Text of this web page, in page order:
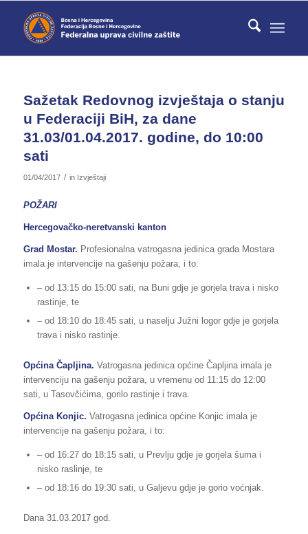
Sažetak Redovnog izvještaja o stanju
u Federaciji BiH, za dane
31.03/01.04.2017. godine, do 10:00
sati
01/04/2017 / in Izvještaji
POŽARI
Hercegovačko-neretvanski kanton
Grad Mostar. Profesionalna vatrogasna jedinica grada Mostara
imala je intervencije na gašenju požara, i to:
– od 13:15 do 15:00 sati, na Buni gdje je gorjela trava i nisko
rastinje, te
– od 18:10 do 18:45 sati, u naselju Južni logor gdje je gorjela
trava i nisko rastinje.
Općina Čapljina. Vatrogasna jedinica općine Čapljina imala je
intervenciju na gašenju požara, u vremenu od 11:15 do 12:00
sati, u Tasovčićima, gorilo rastinje i trava.
Općina Konjic. Vatrogasna jedinica općine Konjic imala je
intervencije na gašenju požara, i to:
– od 16:27 do 18:15 sati, u Prevlju gdje je gorjela šuma i
nisko raslinje, te
– od 18:16 do 19:30 sati, u Galjevu gdje je gorio voćnjak.
Dana 31.03.2017 god.